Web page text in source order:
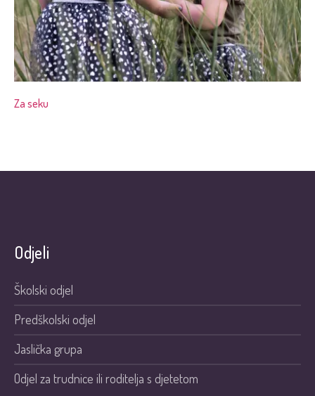
Za seku
Odjeli
Školski odjel
Predškolski odjel
Jaslička grupa
Odjel za trudnice ili roditelja s djetetom